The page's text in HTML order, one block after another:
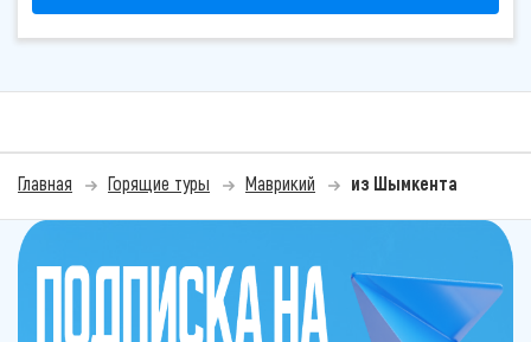
Главная Горящие туры Маврикий из Шымкента